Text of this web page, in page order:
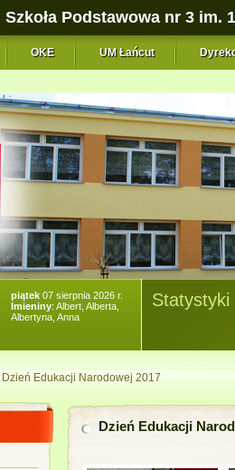
Szkoła Podstawowa nr 3 im.
OKE UM Łańcut
piątek 07 sierpnia 2026 r.
Imieniny: Albert, Alberta,
Albertyna, Anna
Statystyki
Dzień Edukacji Narodowej 2017
Dzień Edukacji